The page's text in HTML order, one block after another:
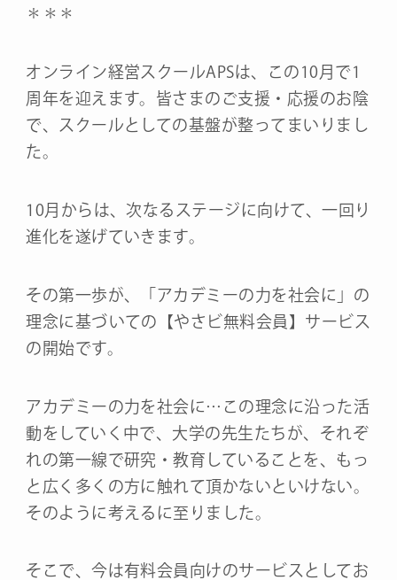
＊＊＊
オンライン経営スクールAPSは、この10月で1
周年を迎えます。皆さまのご支援・応援のお陰
で、スクールとしての基盤が整ってまいりまし
た。
10月からは、次なるステージに向けて、一回り
進化を遂げていきます。
その第一歩が、「アカデミーの力を社会に」の
理念に基づいての【やさビ無料会員】サービス
の開始です。
アカデミーの力を社会に…この理念に沿った活
動をしていく中で、大学の先生たちが、それぞ
れの第一線で研究・教育していることを、もっ
と広く多くの方に触れて頂かないといけない。
そのように考えるに至りました。
そこで、今は有料会員向けのサービスとしてお